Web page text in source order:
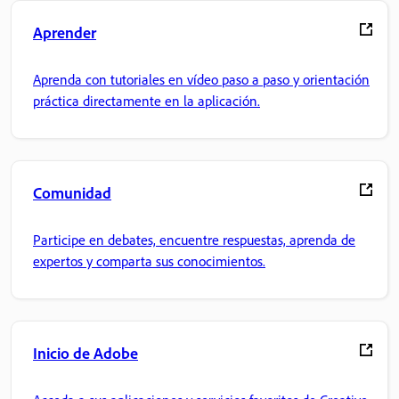
Aprender
Aprenda con tutoriales en vídeo paso a paso y orientación
práctica directamente en la aplicación.
Comunidad
Participe en debates, encuentre respuestas, aprenda de
expertos y comparta sus conocimientos.
Inicio de Adobe